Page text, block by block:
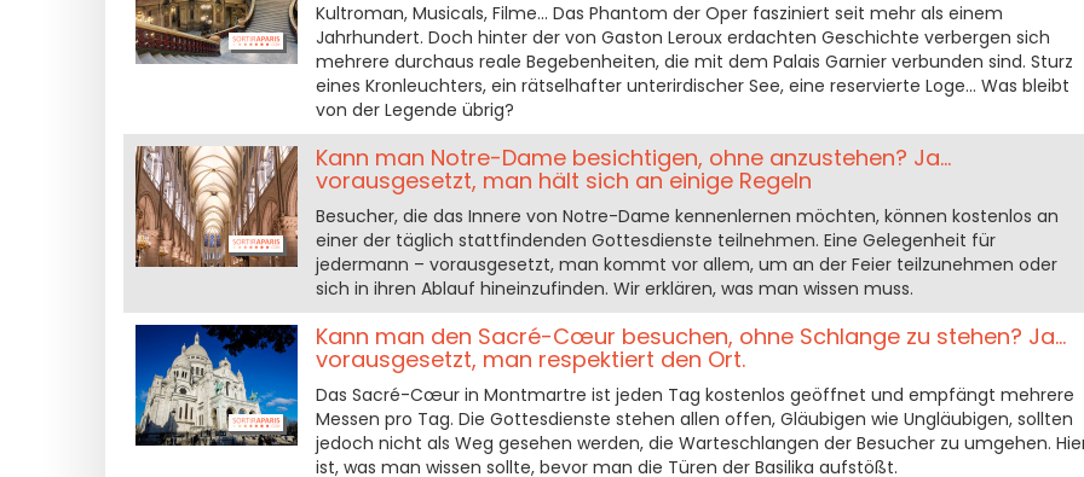
Kultroman, Musicals, Filme... Das Phantom der Oper fasziniert seit mehr als einem
Jahrhundert. Doch hinter der von Gaston Leroux erdachten Geschichte verbergen sich
mehrere durchaus reale Begebenheiten, die mit dem Palais Garnier verbunden sind. Sturz
eines Kronleuchters, ein rätselhafter unterirdischer See, eine reservierte Loge... Was bleibt
von der Legende übrig?
Kann man Notre-Dame besichtigen, ohne anzustehen? Ja...
vorausgesetzt, man hält sich an einige Regeln
Besucher, die das Innere von Notre-Dame kennenlernen möchten, können kostenlos an
einer der täglich stattfindenden Gottesdienste teilnehmen. Eine Gelegenheit für
jedermann – vorausgesetzt, man kommt vor allem, um an der Feier teilzunehmen oder
sich in ihren Ablauf hineinzufinden. Wir erklären, was man wissen muss.
Kann man den Sacré-Cœur besuchen, ohne Schlange zu stehen? Ja...
vorausgesetzt, man respektiert den Ort.
Das Sacré-Cœur in Montmartre ist jeden Tag kostenlos geöffnet und empfängt mehrere
Messen pro Tag. Die Gottesdienste stehen allen offen, Gläubigen wie Ungläubigen, sollten
jedoch nicht als Weg gesehen werden, die Warteschlangen der Besucher zu umgehen.
ist, was man wissen sollte, bevor man die Türen der Basilika aufstößt.